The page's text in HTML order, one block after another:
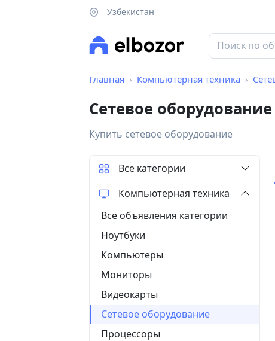
Узбекистан
Главная Компьютерная техника
Сетевое
Купить сетевое оборудование
Все категории
Компьютерная техника
Все объявления категории
Ноутбуки
Компьютеры
Мониторы
Видеокарты
Сетевое оборудование
Процессоры